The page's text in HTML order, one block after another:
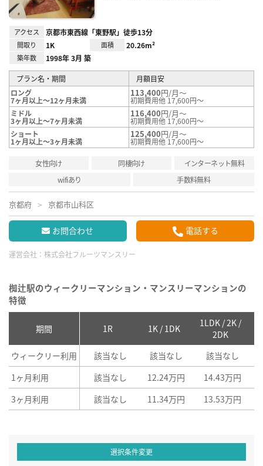
アクセス 京都市東西線「東野駅」徒歩13分
間取り 1K 面積 20.26m²
築年数 1998年 3月 築
プラン名・期間
月額目安
ロング
7ヶ月以上～12ヶ月未満
113,400円/月～
初期費用他 17,600円～
ミドル
3ヶ月以上～7ヶ月未満
116,400円/月～
初期費用他 17,600円～
ショート
1ヶ月以上～3ヶ月未満
125,400円/月～
初期費用他 17,600円～
女性向け 同棲向け
インターネット無料
wifiあり
手数料無料
京都府 京都市山科区
お問合わせ 電話する
運営会社： 株式会社フルーツマンスリー
椥辻駅のウィークリーマンション・マンスリーマンションの
特徴
期間 1R 1K / 1DK
1LDK / 2K /
2DK
ウィークリー利用 該当なし 該当なし 該当なし
1ヶ月利用
該当なし 12.24万円 14.43万円
3ヶ月利用
該当なし 11.34万円 13.53万円
選択条件変更